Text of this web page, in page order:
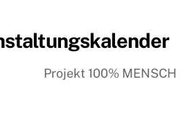
Projekt 100% MENSCH